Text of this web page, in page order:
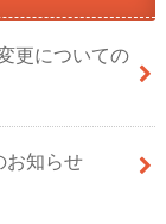
更についての
お知らせ